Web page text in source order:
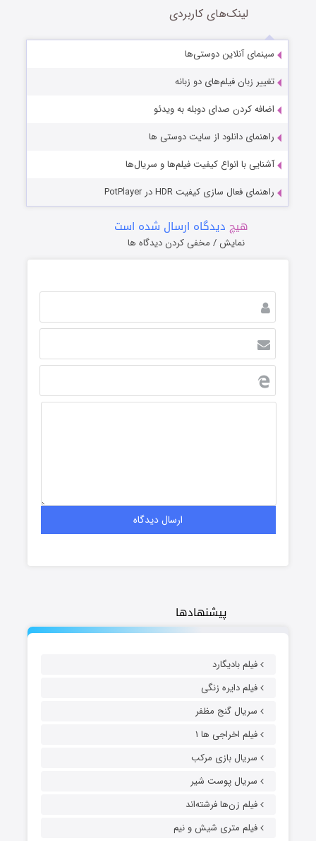
پیشنهادها
فیلم بادیگارد
فیلم دایره زنگی
سریال گنج مظفر
فیلم اخراجی ها ۱
سریال بازی مرکب
سریال پوست شیر
فیلم زن‌ها فرشته‌اند
فیلم متری شیش و نیم
لینک‌های کاربردی
سینمای آنلاین دوستی‌ها
تغییر زبان فیلم‌های دو زبانه
اضافه کردن صدای دوبله به ویدئو
راهنمای دانلود از سایت دوستی ها
آشنایی با انواع کیفیت فیلم‌ها و سریال‌ها
راهنمای فعال سازی کیفیت HDR در PotPlayer
هیچ دیدگاه ارسال شده است
نمایش / مخفی کردن دیدگاه ها